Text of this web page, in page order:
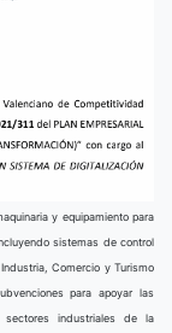
y equipamiento para
sistemas de control
Comercio y Turismo
para apoyar las
industriales de la